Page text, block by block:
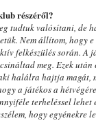
részéről?
tudtuk valósítani, de
Nem állítom, hogy e
felkészülés során. A
meg. Ezek
halálra hajtja magát,
a játékos a
terheléssel
hogy egyénekre